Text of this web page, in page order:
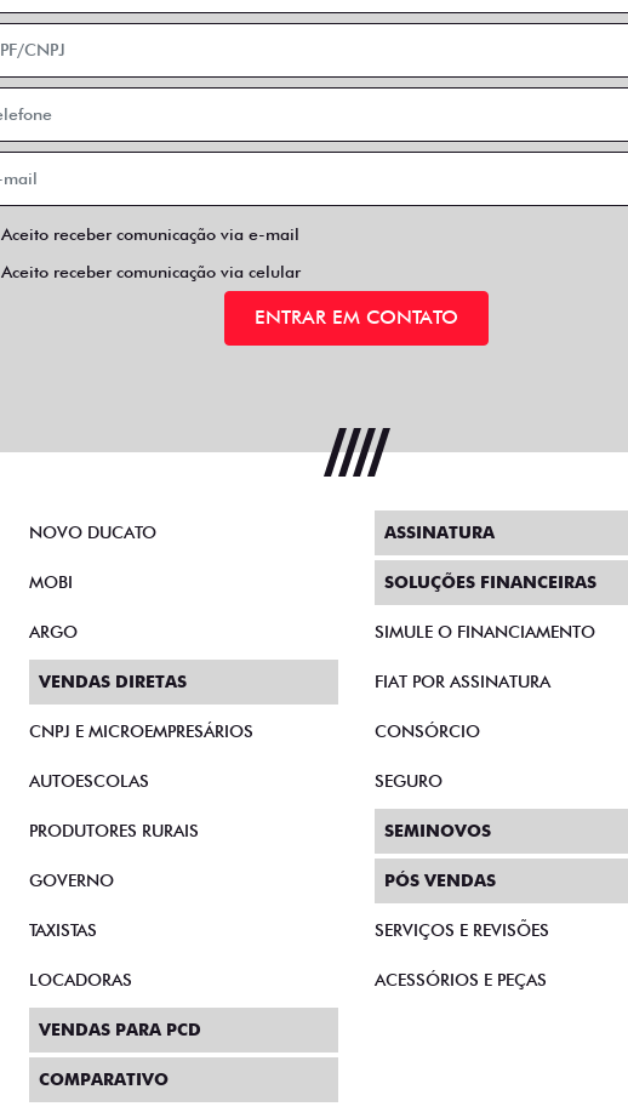
Aceito receber comunicação via e-mail
Aceito receber comunicação via celular
ENTRAR EM CONTATO
NOVO DUCATO
MOBI
ARGO
VENDAS DIRETAS
CNPJ E MICROEMPRESÁRIOS
AUTOESCOLAS
PRODUTORES RURAIS
GOVERNO
TAXISTAS
LOCADORAS
VENDAS PARA PCD
ASSINATURA
SOLUÇÕES FINANCEIRAS
SIMULE O FINANCIAMENTO
FIAT POR ASSINATURA
CONSÓRCIO
SEGURO
SEMINOVOS
PÓS VENDAS
SERVIÇOS E REVISÕES
ACESSÓRIOS E PEÇAS
COMPARATIVO